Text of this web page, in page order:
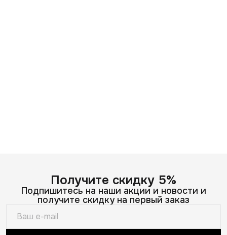
Получите скидку 5%
Подпишитесь на наши акции и новости и
получите скидку на первый заказ